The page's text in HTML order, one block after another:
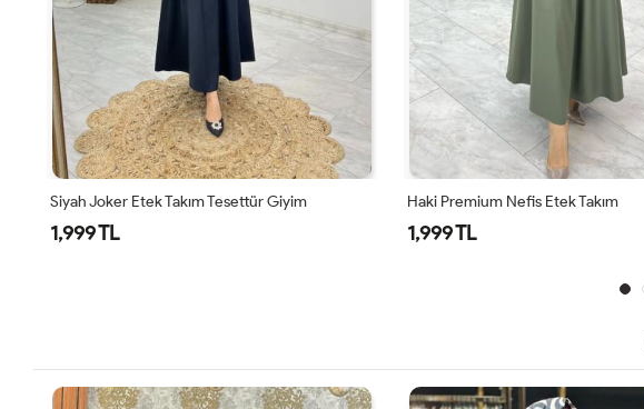
Haki Premium Nefis Etek Takım
1,999 TL
Siyah Didem Takım Tesettür Giyim
1,799 TL